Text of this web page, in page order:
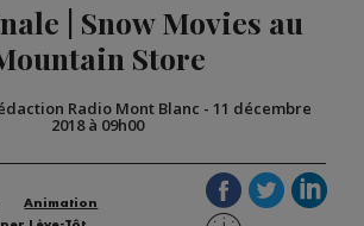
BIGARD
| Snow Movies au
Store
Radio Mont Blanc - 11 décembre
2018 à 09h00
Animation